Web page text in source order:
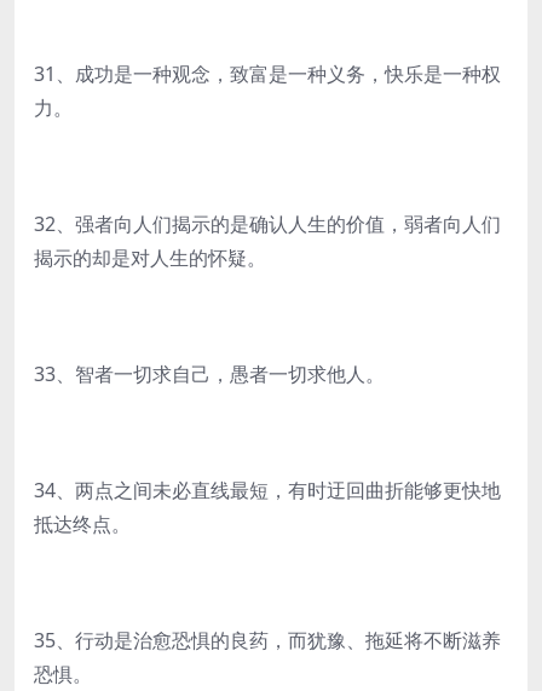
31、成功是一种观念，致富是一种义务，快乐是一种权
力。
32、强者向人们揭示的是确认人生的价值，弱者向人们
揭示的却是对人生的怀疑。
33、智者一切求自己，愚者一切求他人。
34、两点之间未必直线最短，有时迂回曲折能够更快地
抵达终点。
35、行动是治愈恐惧的良药，而犹豫、拖延将不断滋养
恐惧。